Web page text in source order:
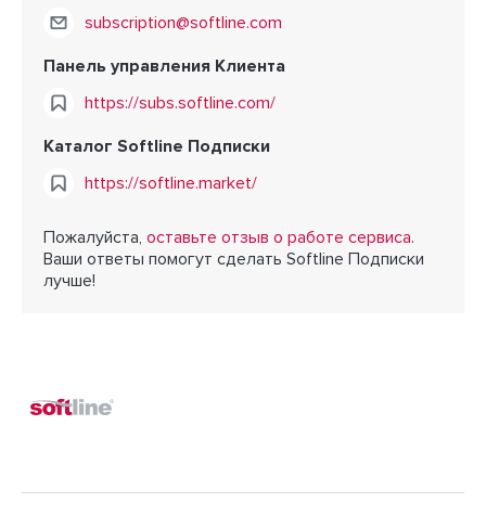
subscription@softline.com
Панель управления Клиента
https://subs.softline.com/
Каталог Softline Подписки
https://softline.market/
Пожалуйста, оставьте отзыв о работе сервиса.
Ваши ответы помогут сделать Softline Подписки
лучше!